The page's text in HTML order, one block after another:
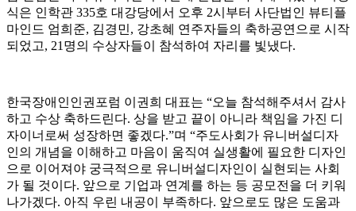
식은 인학관 335호 대강당에서 오후 2시부터 사단법인 뷰티플
마인드 엄희준, 김경민, 강초혜 연주자들의 축하공연으로 시작
되었고, 21명의 수상자들이 참석하여 자리를 빛냈다.
한국장애인인권포럼 이권희 대표는 “오늘 참석해주셔서 감사
하고 수상 축하드린다. 상을 받고 끝이 아니라 책임을 가진 디
자이너로써 성장하면 좋겠다.”며 “주도사회가 유니버설디자
인의 개념을 이해하고 마음이 움직여 실생활에 필요한 디자인
으로 이어져야 궁극적으로 유니버설디자인이 실현되는 사회
가 될 것이다. 앞으로 기업과 연계를 하는 등 공모전을 더 키워
나가겠다. 아직 우린 내공이 부족하다. 앞으로도 많은 도움과